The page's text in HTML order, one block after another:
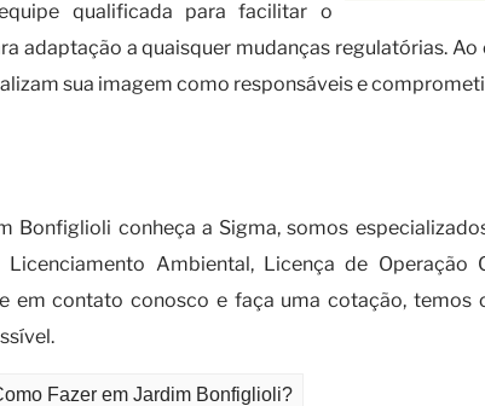
qualificada para facilitar o
adaptação a quaisquer mudanças regulatórias. Ao
sua imagem como responsáveis e
conheça a Sigma, somos
Ambiental, Licença de Operação
em contato conosco e faça uma cotação, temos
Fazer em Jardim Bonfiglioli?